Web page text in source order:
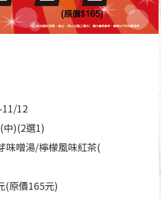
12
中)(2選1)
味噌湯/檸檬風味紅茶(
(原價165元)